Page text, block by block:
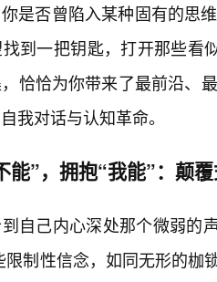
是否曾陷入某种固有的思
到一把钥匙，打开那些看
恰恰为你带来了最前沿、
我对话与认知革命。
能”，拥抱“我能”：颠
自己内心深处那个微弱的
限制性信念，如同无形的枷